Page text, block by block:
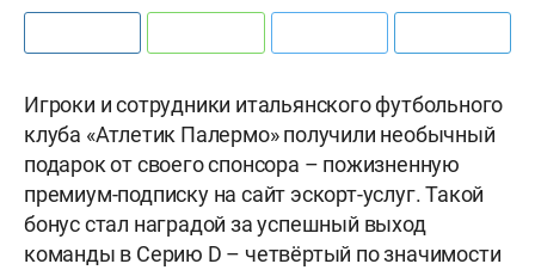
Игроки и сотрудники итальянского футбольного
клуба «Атлетик Палермо» получили необычный
подарок от своего спонсора – пожизненную
премиум-подписку на сайт эскорт-услуг. Такой
бонус стал наградой за успешный выход
команды в Серию D – четвёртый по значимости